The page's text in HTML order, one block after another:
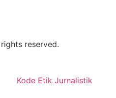
reserved.
Kode Etik Jurnalistik